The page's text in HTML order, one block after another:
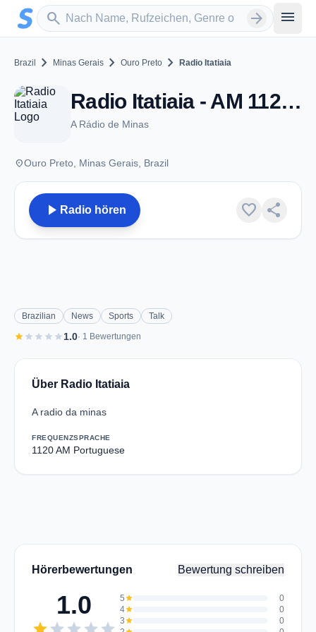
Zum Hauptinhalt springen
search
Sender suchen arrow_forward menu
Brazil chevron_right Minas Gerais chevron_right Ouro Preto chevron_right Radio Itatiaia
Radio Itatiaia - AM 1120 - Ouro Preto
A Rádio de Minas
placeOuro Preto, Minas Gerais, Brazil
play_arrow Radio hören favorite share
Brazilian News Sports Talk
starstar star star star1.0· 1 Bewertungen
Über Radio Itatiaia
A radio da minas
FREQUENZ
1120 AM
SPRACHE
Portuguese
Hörerbewertungen Bewertung schreiben
1.0 5star
0
4star
0
3star
0